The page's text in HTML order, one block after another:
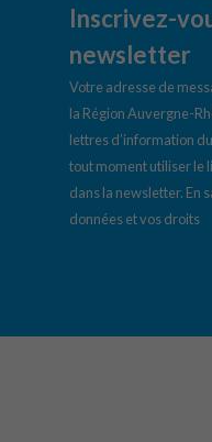
Inscrivez-
newsletter
Votre adresse de
la Région Auvergne-
lettres d’information
tout moment utiliser le
dans la newsletter. En
données et vos droits